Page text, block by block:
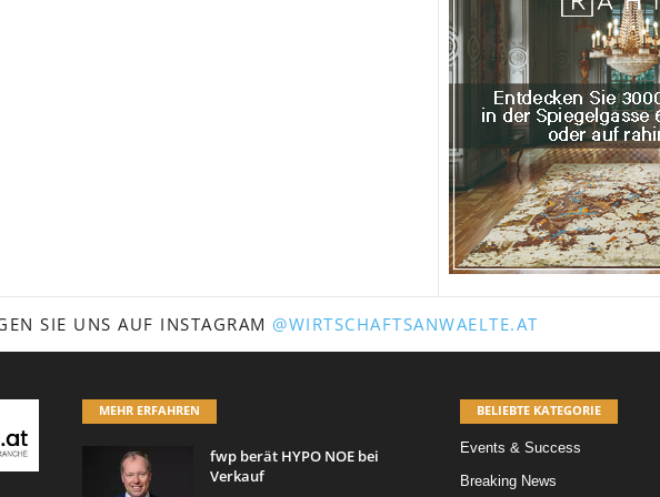
SIE UNS AUF INSTAGRAM @WIRTSCHAFTSANWAELTE.AT
MEHR ERFAHREN
fwp berät HYPO NOE bei
Verkauf
BELIEBTE KATEGORIE
Events & Success
Breaking News